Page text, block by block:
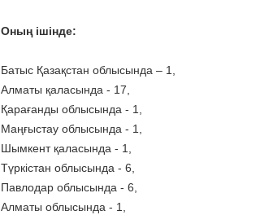
Оның ішінде:
Батыс Қазақстан облысында – 1,
Алматы қаласында - 17,
Қарағанды облысында - 1,
Маңғыстау облысында - 1,
Шымкент қаласында - 1,
Түркістан облысында - 6,
Павлодар облысында - 6,
Алматы облысында - 1,